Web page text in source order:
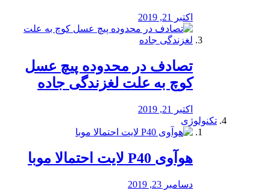
اکتبر 21, 2019
تصادف در محدوده پیچ عسل
کوچ به علت لغزندگی جاده
اکتبر 21, 2019
تکنولوژی
هوآوی P40 لایت احتمالا موبا
دسامبر 23, 2019